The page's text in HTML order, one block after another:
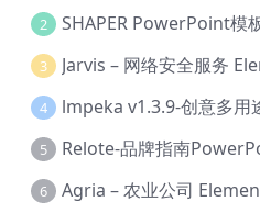
2 SHAPER PowerPoint模
3
4
5 Relote-品牌指南
6